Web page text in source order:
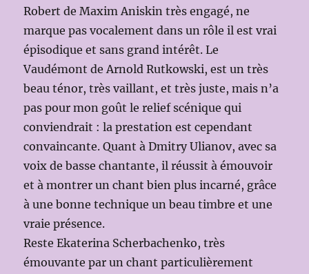
Robert de Maxim Aniskin très engagé, ne
marque pas vocalement dans un rôle il est vrai
épisodique et sans grand intérêt. Le
Vaudémont de Arnold Rutkowski, est un très
beau ténor, très vaillant, et très juste, mais n’a
pas pour mon goût le relief scénique qui
conviendrait : la prestation est cependant
convaincante. Quant à Dmitry Ulianov, avec sa
voix de basse chantante, il réussit à émouvoir
et à montrer un chant bien plus incarné, grâce
à une bonne technique un beau timbre et une
vraie présence.
Reste Ekaterina Scherbachenko, très
émouvante par un chant particulièrement